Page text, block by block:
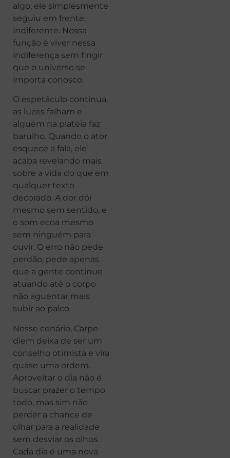
algo; ele simplesmente
seguiu em frente,
indiferente. Nossa
função é viver nessa
indiferença sem fingir
que o universo se
importa conosco.
O espetáculo continua,
as luzes falham e
alguém na plateia faz
barulho. Quando o ator
esquece a fala, ele
acaba revelando mais
sobre a vida do que em
qualquer texto
decorado. A dor dói
mesmo sem sentido, e
o som ecoa mesmo
sem ninguém para
ouvir. O erro não pede
perdão, pede apenas
que a gente continue
atuando até o corpo
não aguentar mais
subir ao palco.
Nesse cenário, Carpe
diem deixa de ser um
conselho otimista e vira
quase uma ordem.
Aproveitar o dia não é
buscar prazer o tempo
todo, mas sim não
perder a chance de
olhar para a realidade
sem desviar os olhos.
Cada dia é uma nova